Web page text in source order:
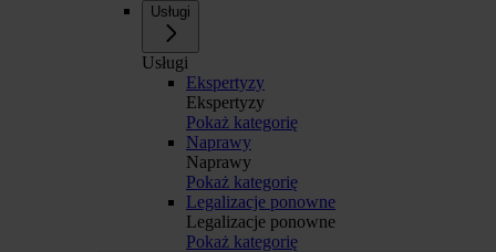
Usługi
Usługi
Ekspertyzy
Ekspertyzy
Pokaż kategorię
Naprawy
Naprawy
Pokaż kategorię
Legalizacje ponowne
Legalizacje ponowne
Pokaż kategorię